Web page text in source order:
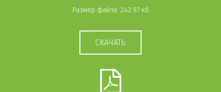
Размер файла: 242.97 кб
СКАЧАТЬ